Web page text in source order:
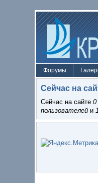
Форумы
Сейчас на
Сейчас на сайте 0
пользователей и